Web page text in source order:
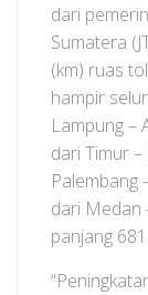
dari
Sumatera
(km) ruas
hampir
Lampung –
dari Timur
Palembang
dari Medan
panjang